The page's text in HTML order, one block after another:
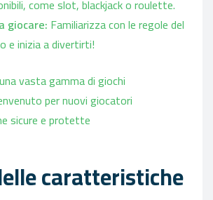
come slot, blackjack o roulette.
giocare: Familiarizza con le regole del
e inizia a divertirti!
vasta gamma di giochi
per nuovi giocatori
sicure e protette
caratteristiche